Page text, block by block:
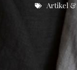
Artikel